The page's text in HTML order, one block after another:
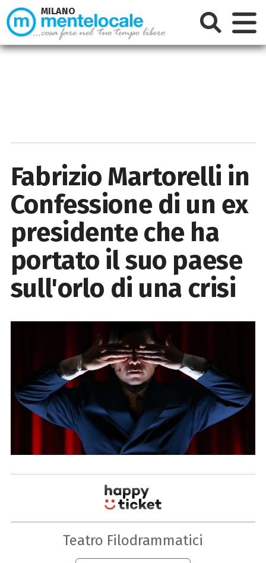
Fabrizio Martorelli in
Confessione di un ex
presidente che ha
portato il suo paese
sull'orlo di una crisi
Teatro Filodrammatici
MILANO